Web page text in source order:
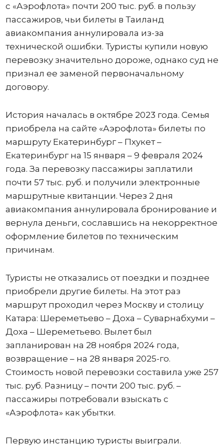
с «Аэрофлота» почти 200 тыс. руб. в пользу
пассажиров, чьи билеты в Таиланд
авиакомпания аннулировала из-за
технической ошибки. Туристы купили новую
перевозку значительно дороже, однако суд не
признал ее заменой первоначальному
договору.
История началась в октябре 2023 года. Семья
приобрела на сайте «Аэрофлота» билеты по
маршруту Екатеринбург – Пхукет –
Екатеринбург на 15 января – 9 февраля 2024
года. За перевозку пассажиры заплатили
почти 57 тыс. руб. и получили электронные
маршрутные квитанции. Через 2 дня
авиакомпания аннулировала бронирование и
вернула деньги, сославшись на некорректное
оформление билетов по техническим
причинам.
Туристы не отказались от поездки и позднее
приобрели другие билеты. На этот раз
маршрут проходил через Москву и столицу
Катара: Шереметьево – Доха – Суварнабхуми –
Доха – Шереметьево. Вылет был
запланирован на 28 ноября 2024 года,
возвращение – на 28 января 2025-го.
Стоимость новой перевозки составила уже 257
тыс. руб. Разницу – почти 200 тыс. руб. –
пассажиры потребовали взыскать с
«Аэрофлота» как убытки.
Первую инстанцию туристы выиграли.